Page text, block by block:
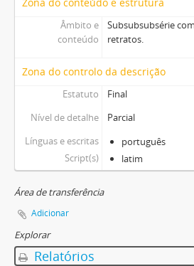
Âmbito e
conteúdo
Subsubsubsérie
retratos.
Zona do controlo da descrição
Estatuto
Final
Nível de detalhe
Parcial
Línguas e escritas
português
Script(s)
latim
Área de transferência
Adicionar
Explorar
Relatórios